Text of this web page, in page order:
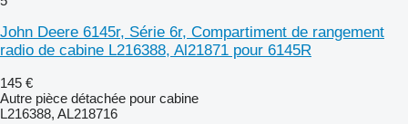
John Deere 6145r, Série 6r, Compartiment de rangement
radio de cabine L216388, Al21871 pour 6145R
145 €
Autre pièce détachée pour cabine
L216388, AL218716